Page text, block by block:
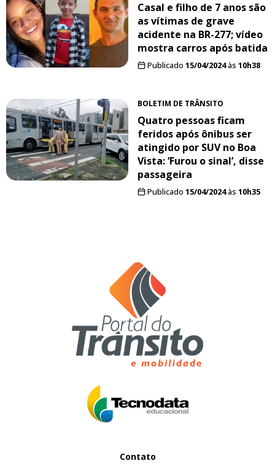
Casal e filho de 7 anos são
as vítimas de grave
acidente na BR-277; vídeo
mostra carros após batida
Publicado 15/04/2024às 10h38
BOLETIM DE TRÂNSITO
Quatro pessoas ficam
feridos após ônibus ser
atingido por SUV no Boa
Vista: ‘Furou o sinal’, disse
passageira
Publicado 15/04/2024às 10h35
Contato